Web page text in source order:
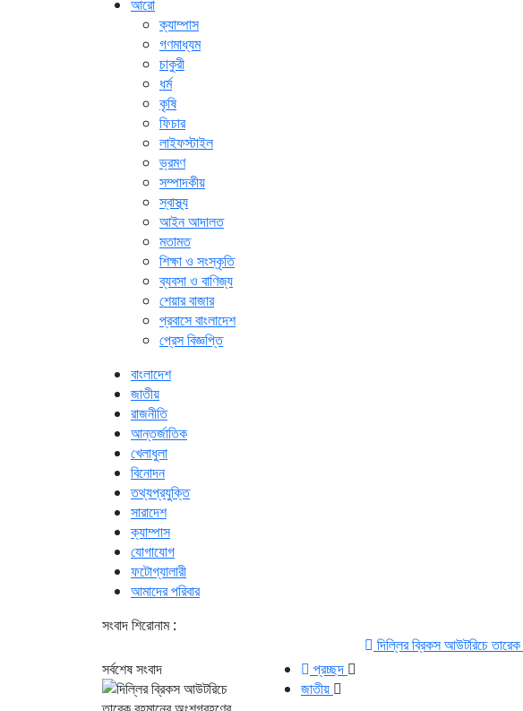
আরো
ক্যাম্পাস
গণমাধ্যম
চাকুরী
ধর্ম
কৃষি
ফিচার
লাইফস্টাইল
ভ্রমণ
সম্পাদকীয়
স্বাস্থ্য
আইন আদালত
মতামত
শিক্ষা ও সংস্কৃতি
ব্যবসা ও বাণিজ্য
শেয়ার বাজার
প্রবাসে বাংলাদেশ
প্রেস বিজ্ঞপ্তি
বাংলাদেশ
জাতীয়
রাজনীতি
আন্তর্জাতিক
খেলাধুলা
বিনোদন
তথ্যপ্রযুক্তি
সারাদেশ
ক্যাম্পাস
যোগাযোগ
ফটোগ্যালারী
আমাদের পরিবার
সংবাদ শিরোনাম :
দিল্লির ব্রিকস আউটরিচে তারেক রহমানের
প্রচ্ছদ
জাতীয়
সর্বশেষ সংবাদ